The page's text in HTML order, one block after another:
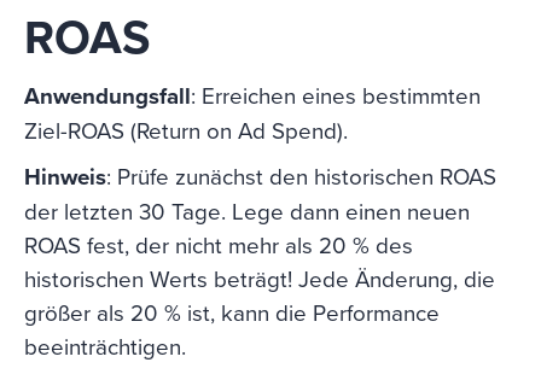
ROAS
Anwendungsfall: Erreichen eines bestimmten
Ziel-ROAS (Return on Ad Spend).
Hinweis: Prüfe zunächst den historischen ROAS
der letzten 30 Tage. Lege dann einen neuen
ROAS fest, der nicht mehr als 20 % des
historischen Werts beträgt! Jede Änderung, die
größer als 20 % ist, kann die Performance
beeinträchtigen.